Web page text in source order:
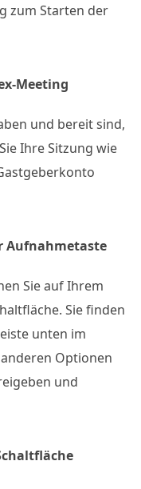
zum Starten der
Meeting
und bereit sind,
Ihre Sitzung wie
Aufnahmetaste
Sie auf Ihrem
Sie finden
unten im
Optionen
und